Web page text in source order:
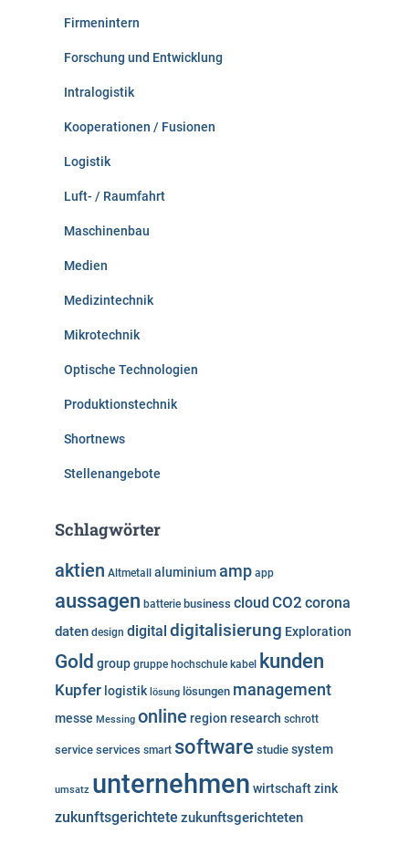
Firmenintern
Forschung und Entwicklung
Intralogistik
Kooperationen / Fusionen
Logistik
Luft- / Raumfahrt
Maschinenbau
Medien
Medizintechnik
Mikrotechnik
Optische Technologien
Produktionstechnik
Shortnews
Stellenangebote
Schlagwörter
aktien Altmetall aluminiumamp app
aussagen batterie business cloud CO2 corona
daten design digital digitalisierung Exploration
Gold group gruppe hochschule kabel kunden
Kupfer logistik lösung lösungen management
messe Messing online region research schrott
service services smart software studie system
umsatz unternehmen wirtschaftzink
zukunftsgerichtete zukunftsgerichteten